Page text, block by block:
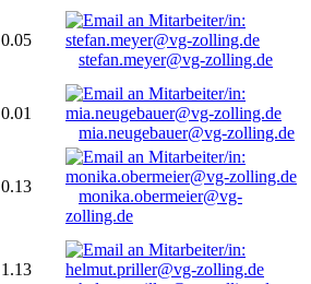
0.05
stefan.meyer@vg-zolling.de
0.01
mia.neugebauer@vg-zolling.de
0.13
monika.obermeier@vg-
zolling.de
1.13